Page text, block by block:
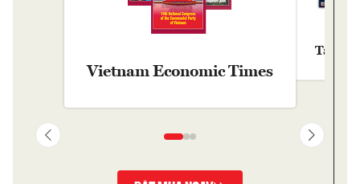
Vietnam Economic Times
Tạp